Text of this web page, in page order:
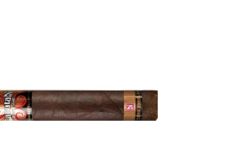
Länge: 16.5
mild